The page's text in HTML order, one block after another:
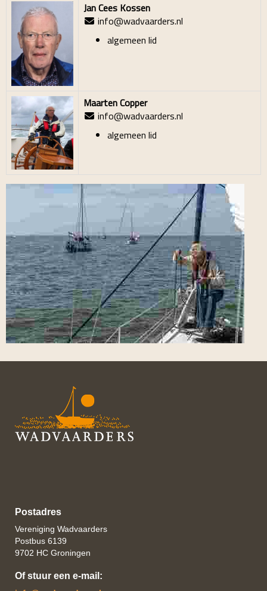
Jan Cees Kossen
info@wadvaarders.nl
algemeen lid
Maarten Copper
info@wadvaarders.nl
algemeen lid
Postadres
Vereniging Wadvaarders
Postbus 6139
9702 HC Groningen
Of stuur een e-mail: